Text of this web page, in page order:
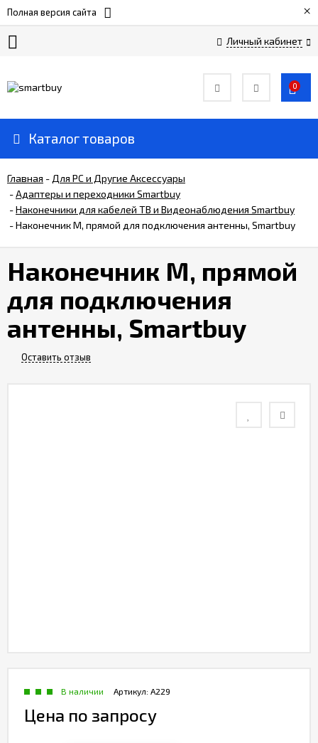
Полная версия сайта ×
Личный кабинет
Прайс-
лист
Доставка
и
оплата
Контакты
0
Каталог товаров
Главная - Для РС и Другие Аксессуары
-Адаптеры и переходники Smartbuy
-Наконечники для кабелей ТВ и Видеонаблюдения Smartbuy
-Наконечник M, прямой для подключения антенны, Smartbuy
Наконечник M, прямой
для подключения
антенны, Smartbuy
Оставить отзыв
Артикул: A229
В наличии
Цена по запросу